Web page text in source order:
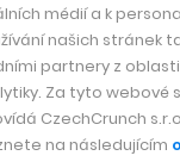
médií a k
našich stránek
partnery z
Za tyto webové
CzechCrunch
na následujícím